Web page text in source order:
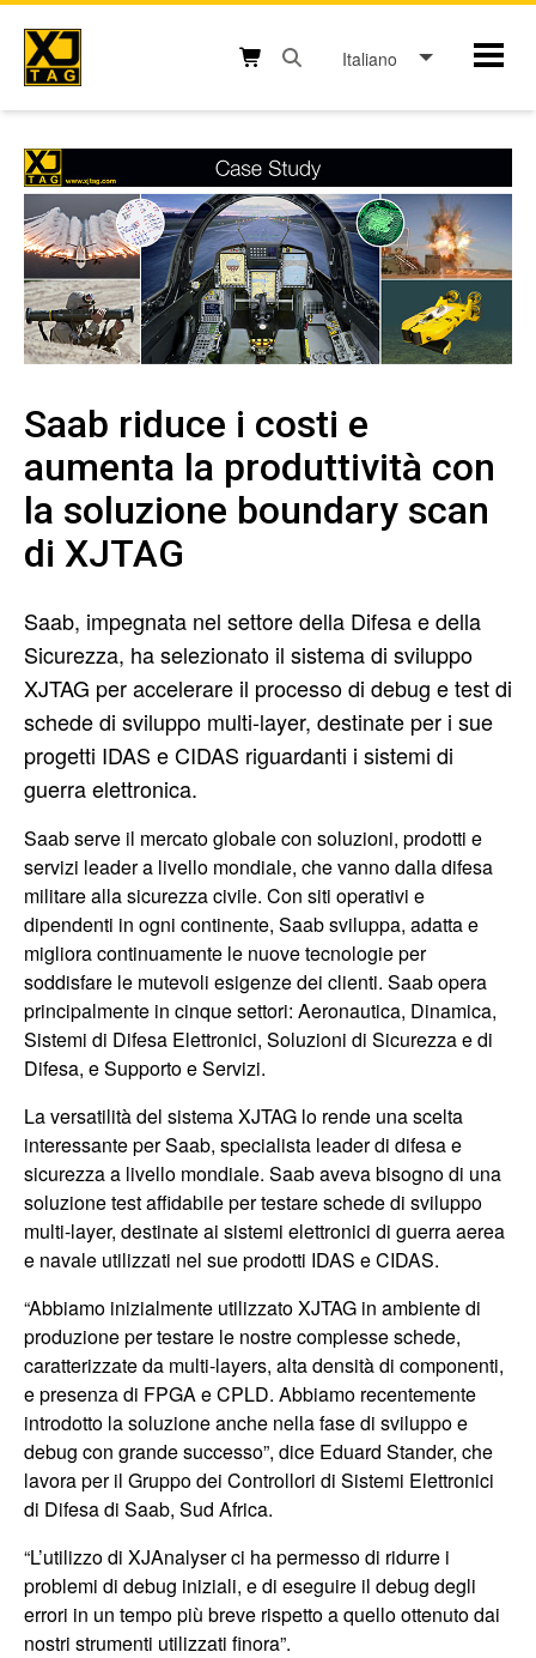
Skip
content
Italiano
Saab riduce i costi e
aumenta la produttività con
la soluzione boundary scan
di XJTAG
Saab, impegnata nel settore della Difesa e della
Sicurezza, ha selezionato il sistema di sviluppo
XJTAG per accelerare il processo di debug e test di
schede di sviluppo multi-layer, destinate per i sue
progetti IDAS e CIDAS riguardanti i sistemi di
guerra elettronica.
Saab serve il mercato globale con soluzioni, prodotti e
servizi leader a livello mondiale, che vanno dalla difesa
militare alla sicurezza civile. Con siti operativi e
dipendenti in ogni continente, Saab sviluppa, adatta e
migliora continuamente le nuove tecnologie per
soddisfare le mutevoli esigenze dei clienti. Saab opera
principalmente in cinque settori: Aeronautica, Dinamica,
Sistemi di Difesa Elettronici, Soluzioni di Sicurezza e di
Difesa, e Supporto e Servizi.
La versatilità del sistema XJTAG lo rende una scelta
interessante per Saab, specialista leader di difesa e
sicurezza a livello mondiale. Saab aveva bisogno di una
soluzione test affidabile per testare schede di sviluppo
multi-layer, destinate ai sistemi elettronici di guerra aerea
e navale utilizzati nel sue prodotti IDAS e CIDAS.
“Abbiamo inizialmente utilizzato XJTAG in ambiente di
produzione per testare le nostre complesse schede,
caratterizzate da multi-layers, alta densità di componenti,
e presenza di FPGA e CPLD. Abbiamo recentemente
introdotto la soluzione anche nella fase di sviluppo e
debug con grande successo”, dice Eduard Stander, che
lavora per il Gruppo dei Controllori di Sistemi Elettronici
di Difesa di Saab, Sud Africa.
“L’utilizzo di XJAnalyser ci ha permesso di ridurre i
problemi di debug iniziali, e di eseguire il debug degli
errori in un tempo più breve rispetto a quello ottenuto dai
nostri strumenti utilizzati finora”.